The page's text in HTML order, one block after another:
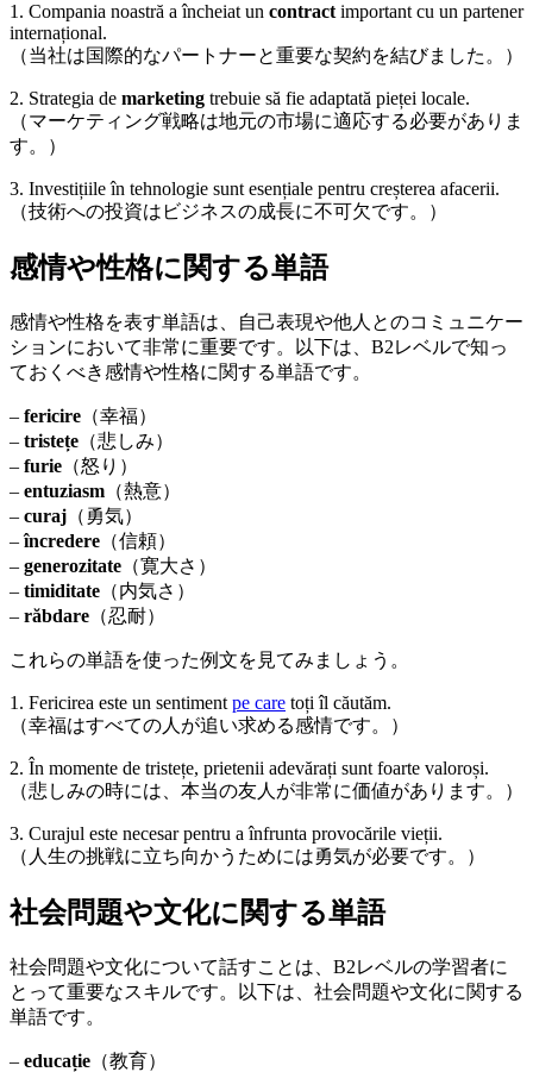
1. Compania noastră a încheiat un contract important cu un partener
internațional.
（当社は国際的なパートナーと重要な契約を結びました。）
2. Strategia de marketing trebuie să fie adaptată pieței locale.
（マーケティング戦略は地元の市場に適応する必要がありま
す。）
3. Investițiile în tehnologie sunt esențiale pentru creșterea afacerii.
（技術への投資はビジネスの成長に不可欠です。）
感情や性格に関する単語
感情や性格を表す単語は、自己表現や他人とのコミュニケー
ションにおいて非常に重要です。以下は、B2レベルで知っ
ておくべき感情や性格に関する単語です。
– fericire （幸福）
– tristețe （悲しみ）
– furie （怒り）
– entuziasm （熱意）
– curaj （勇気）
–încredere （信頼）
– generozitate （寛大さ）
– timiditate （内気さ）
– răbdare （忍耐）
これらの単語を使った例文を見てみましょう。
1. Fericirea este un sentiment pe care toți îl căutăm.
（幸福はすべての人が追い求める感情です。）
2. În momente de tristețe, prietenii adevărați sunt foarte valoroși.
（悲しみの時には、本当の友人が非常に価値があります。）
3. Curajul este necesar pentru a înfrunta provocările vieții.
（人生の挑戦に立ち向かうためには勇気が必要です。）
社会問題や文化に関する単語
社会問題や文化について話すことは、B2レベルの学習者に
とって重要なスキルです。以下は、社会問題や文化に関する
単語です。
– educație （教育）